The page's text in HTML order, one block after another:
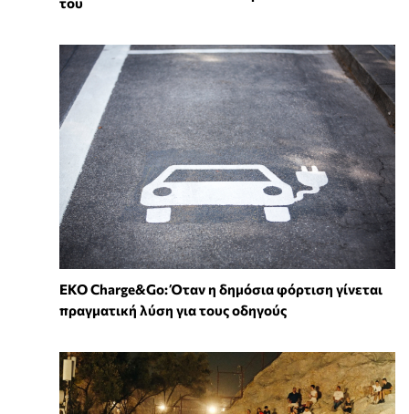
EKO Charge&Go: Όταν η δημόσια φόρτιση γίνεται
πραγματική λύση για τους οδηγούς